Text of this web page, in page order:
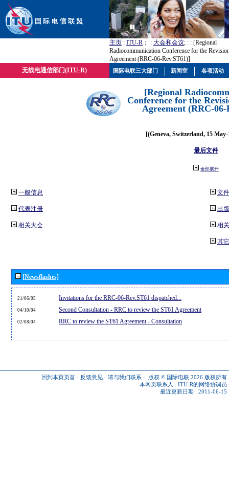
主页 : ITU-R ； : 大会和会议; : : [Regional
Radiocommunication Conference for the
Agreement (RRC-06-Rev.ST61)]
无线电通信部门(ITU-R)
[Regional
Conference for the
Agreement (RRC-06-
[(Geneva, Switzerland, 15
最后文件
全部展开
一般信息
代表注册
相关大会
文件
出
相
其
[Newsflashes]
21/06/05 Invitations for the RRC-06-Rev.ST61 dispatched...
04/10/04 Second Consultation - RRC to review the ST61 Agreement
02/08/04 RRC to review the ST61 Agreement - Consultation
回到本页页首 - 反馈意见 - 请与我们联系 - 版权 © 国际电联 2026 版权所有
本网页联系人 : ITU-R的网络协调员
最近更新日期 : 2011-06-15
国际电联三大部门 新闻室 各项活动